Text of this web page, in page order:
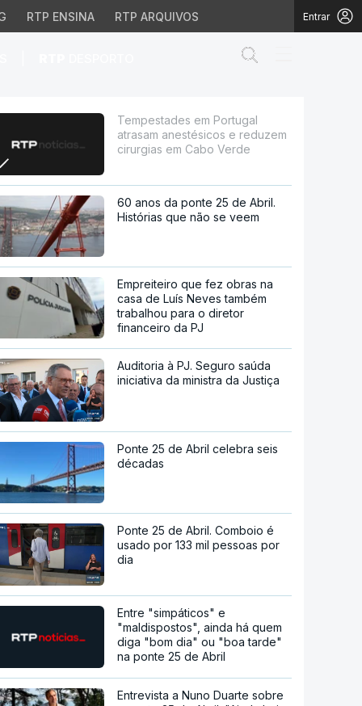
RTP ENSINA RTP ARQUIVOS Entrar
e reduzem
Tempestades em Portugal
atrasam anestésicos e reduzem
cirurgias em Cabo Verde
60 anos da ponte 25 de Abril.
Histórias que não se veem
Empreiteiro que fez obras na
casa de Luís Neves também
trabalhou para o diretor
financeiro da PJ
Auditoria à PJ. Seguro saúda
iniciativa da ministra da Justiça
Ponte 25 de Abril celebra seis
décadas
Ponte 25 de Abril. Comboio é
usado por 133 mil pessoas por
dia
Entre "simpáticos" e
"maldispostos", ainda há quem
diga "bom dia" ou "boa tarde"
na ponte 25 de Abril
Entrevista a Nuno Duarte sobre